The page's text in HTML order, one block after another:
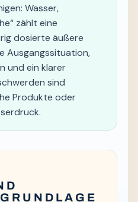
Wasser,
zählt eine
dosierte äußere
Ausgangssituation,
und ein klarer
sind
Produkte oder